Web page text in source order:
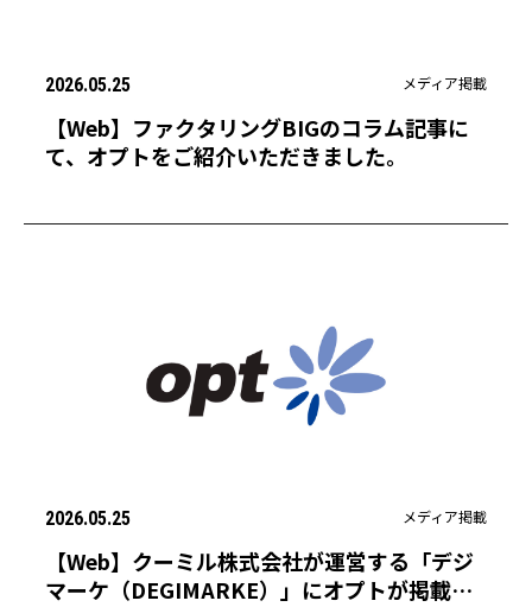
2026.05.25 メディア掲載
【Web】ファクタリングBIGのコラム記事に
て、オプトをご紹介いただきました。
2026.05.25 メディア掲載
【Web】クーミル株式会社が運営する「デジ
マーケ（DEGIMARKE）」にオプトが掲載さ